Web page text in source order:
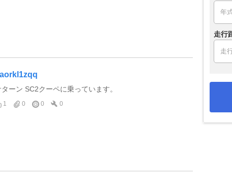
ーン SC2クーペに乗っています。
1 0 0 0
走行